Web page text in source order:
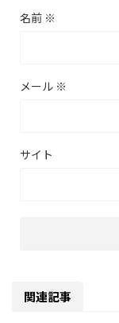
名前 ※
メール ※
サイト
関連記事